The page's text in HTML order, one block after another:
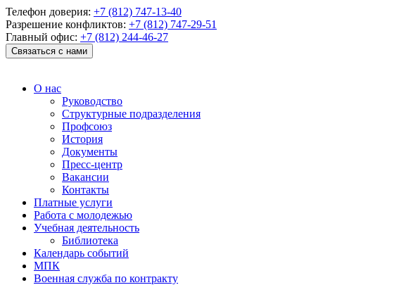
Телефон доверия: +7 (812) 747-13-40
Разрешение конфликтов: +7 (812) 747-29-51
Главный офис: +7 (812) 244-46-27
Связаться с нами
О нас
Руководство
Структурные подразделения
Профсоюз
История
Документы
Пресс-центр
Вакансии
Контакты
Платные услуги
Работа с молодежью
Учебная деятельность
Библиотека
Календарь событий
МПК
Военная служба по контракту